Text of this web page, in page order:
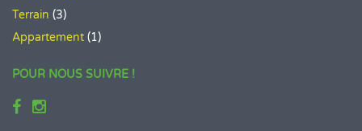
Terrain (3)
Appartement (1)
POUR NOUS SUIVRE !